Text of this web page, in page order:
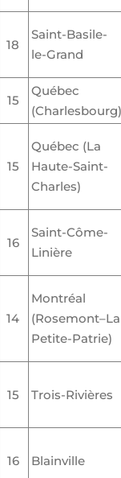
18
Saint-Basile-
le-Grand
15
Québec
(Charlesbourg)
15
Québec (La
Haute-Saint-
Charles)
16
Saint-Côme-
Linière
14
Montréal
(Rosemont–La
Petite-Patrie)
15 Trois-Rivières
16 Blainville